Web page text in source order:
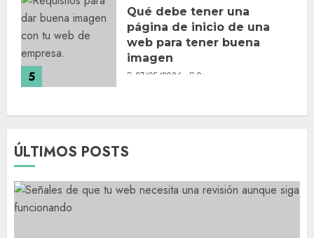
5
Qué debe tener una
página de inicio de una
web para tener buena
imagen
27/05/2026 0
ÚLTIMOS POSTS